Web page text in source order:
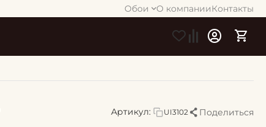
Обои О компанииКонтакты
Артикул: UI3102 Поделиться